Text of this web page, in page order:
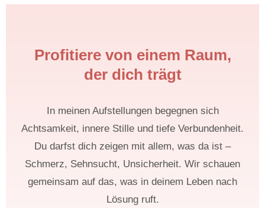
Profitiere von einem Raum,
der dich trägt
In meinen Aufstellungen begegnen sich
Achtsamkeit, innere Stille und tiefe Verbundenheit.
Du darfst dich zeigen mit allem, was da ist –
Schmerz, Sehnsucht, Unsicherheit. Wir schauen
gemeinsam auf das, was in deinem Leben nach
Lösung ruft.